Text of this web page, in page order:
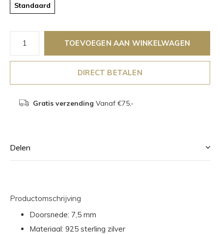
Standaard
TOEVOEGEN AAN WINKELWAGEN
DIRECT BETALEN
Gratis verzending Vanaf €75,-
Delen
Productomschrijving
Doorsnede: 7,5 mm
Materiaal: 925 sterling zilver